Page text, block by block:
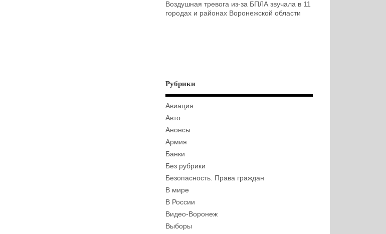
Воздушная тревога из-за БПЛА звучала в 11
городах и районах Воронежской области
Рубрики
Авиация
Авто
Анонсы
Армия
Банки
Без рубрики
Безопасность. Права граждан
В мире
В России
Видео-Воронеж
Выборы